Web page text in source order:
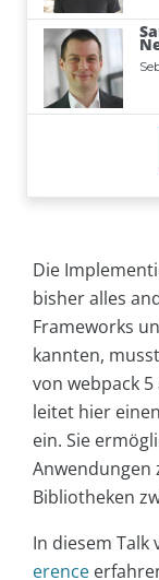
Die
bisher alles
Frameworks
kannten,
von webpack
leitet hier
ein. Sie
Anwendungen
Bibliotheken
In diesem Talk
erence